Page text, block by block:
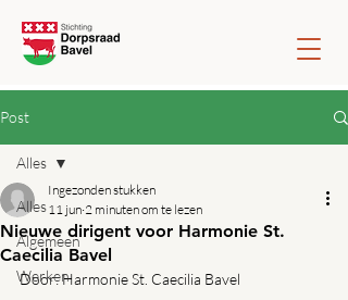
Post
Alles
Algemeen
Werken
Alles
Nieuwe dirigent voor Harmonie St.
Caecilia Bavel
Ingezonden stukken
11 jun 2 minuten om te lezen
Door: Harmonie St. Caecilia Bavel